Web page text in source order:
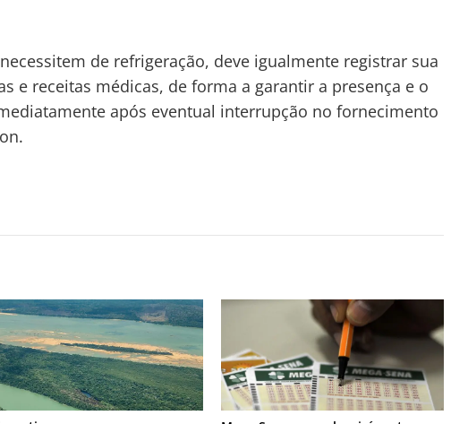
de refrigeração, deve igualmente registrar sua
e receitas médicas, de forma a garantir a presença e o
após eventual interrupção no fornecimento